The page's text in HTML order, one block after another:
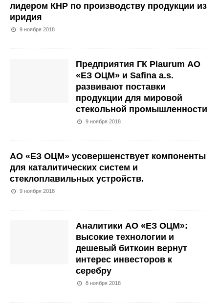
лидером КНР по производству продукции из
иридия
9 ноября 2018
Предприятия ГК Plaurum АО
«ЕЗ ОЦМ» и Safina a.s.
развивают поставки
продукции для мировой
стекольной промышленности
9 ноября 2018
АО «ЕЗ ОЦМ» усовершенствует компоненты
для каталитических систем и
стеклоплавильных устройств.
9 ноября 2018
Аналитики АО «ЕЗ ОЦМ»:
высокие технологии и
дешевый биткоин вернут
интерес инвесторов к
серебру
8 ноября 2018